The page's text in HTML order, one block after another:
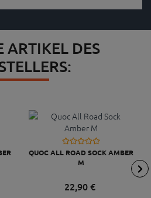
ARTIKEL DES
QUOC ALL ROAD SOCK AMBER
M
22,90 €